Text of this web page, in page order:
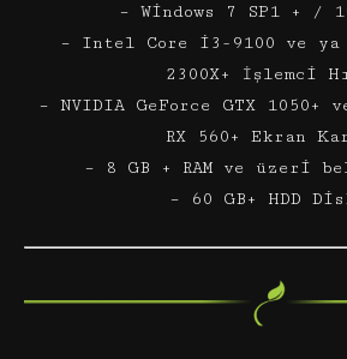
– Windows 7 SP1 + /
– Intel Core i3-9100 ve ya
2300X+ İşlemci
– NVIDIA GeForce GTX 1050+
RX 560+ Ekran
– 8 GB + RAM ve üzeri
– 60 GB+ HDD